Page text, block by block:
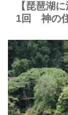
【琵琶湖
1回 神の